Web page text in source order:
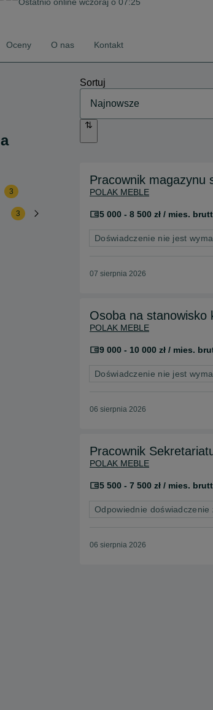
Oceny O nas Kontakt
3
3
Sortuj
Pracownik magazynu
POLAK MEBLE
5 000 - 8 500 zł / mies.
Doświadczenie nie jest
07 sierpnia 2026
Osoba na stanowisko
POLAK MEBLE
9 000 - 10 000 zł / mies.
Doświadczenie nie jest
06 sierpnia 2026
Pracownik
POLAK MEBLE
5 500 - 7 500 zł / mies.
Odpowiednie doświadczenie
06 sierpnia 2026